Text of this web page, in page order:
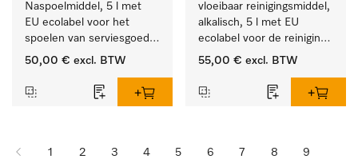
Naspoelmiddel, 5 l met
EU ecolabel voor het
spoelen van serviesgoed,
bestek en glazen.
50,00 € excl. BTW
vloeibaar reinigingsmiddel,
alkalisch, 5 l met EU
ecolabel voor de reiniging
van alledaags vuil op
glazen.
55,00 € excl. BTW
1 2 3 4 5 6 7 8
9